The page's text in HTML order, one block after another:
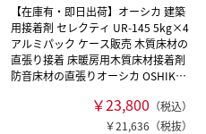
【在庫有・即日出荷】オーシカ 建築
用接着剤 セレクティ UR-145 5kg×4
アルミパック ケース販売 木質床材の
直張り接着 床暖房用木質床材接着剤
防音床材の直張りオーシカ OSHIKA
￥23,800 （税込）
￥21,636（税抜）